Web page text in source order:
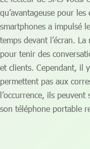
qu’avantageuse pour
smartphones a impulsé
temps devant l’écran.
pour tenir des
et clients. Cependant, il
permettent pas aux
l’occurrence, ils
son téléphone portable